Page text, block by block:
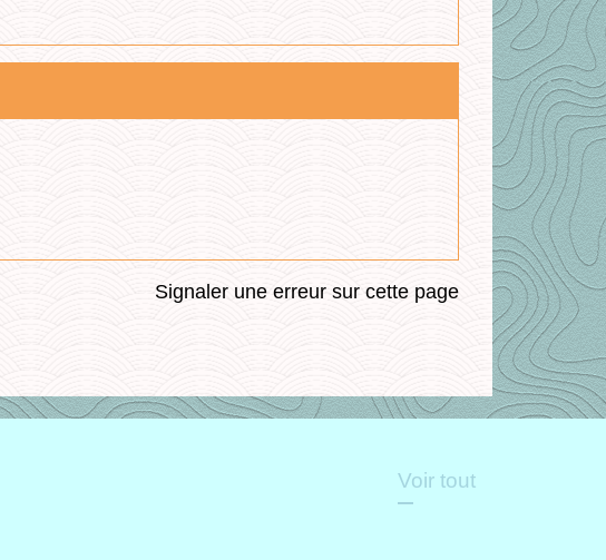
Signaler une erreur sur cette page
Voir tout